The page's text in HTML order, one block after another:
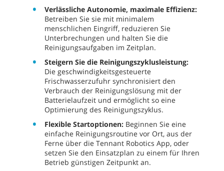
Verlässliche Autonomie, maximale Effizienz:
Betreiben Sie sie mit minimalem
menschlichen Eingriff, reduzieren Sie
Unterbrechungen und halten Sie die
Reinigungsaufgaben im Zeitplan.
Steigern Sie die Reinigungszyklusleistung:
Die geschwindigkeitsgesteuerte
Frischwasserzufuhr synchronisiert den
Verbrauch der Reinigungslösung mit der
Batterielaufzeit und ermöglicht so eine
Optimierung des Reinigungszyklus.
Flexible Startoptionen: Beginnen Sie eine
einfache Reinigungsroutine vor Ort, aus der
Ferne über die Tennant Robotics App, oder
setzen Sie den Einsatzplan zu einem für Ihren
Betrieb günstigen Zeitpunkt an.